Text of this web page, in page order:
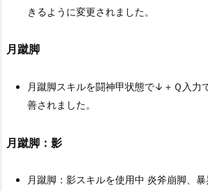
きるように変更されました。
月蹴脚
月蹴脚スキルを闘神甲状態で↓＋Ｑ入力
善されました。
月蹴脚：影
月蹴脚：影スキルを使用中 炎斧崩脚、